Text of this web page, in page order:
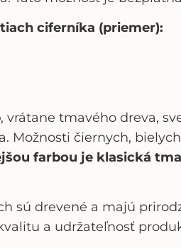
ciferníka (priemer):
, vrátane tmavého dreva,
Možnosti čiernych,
farbou je klasická
sú drevené a majú
a udržateľnosť